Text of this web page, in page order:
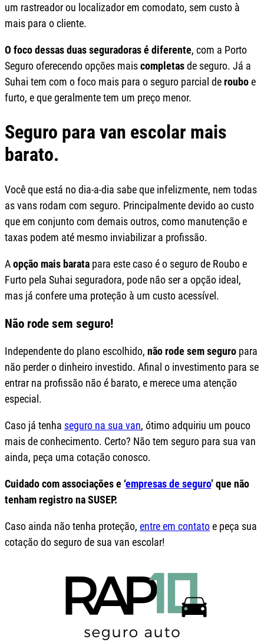
um rastreador ou localizador em comodato, sem custo à
mais para o cliente.
O foco dessas duas seguradoras é diferente, com a Porto
Seguro oferecendo opções maiscompletasde seguro. Já a
Suhai tem com o foco mais para o seguro parcial derouboe
furto, e que geralmente tem um preço menor.
Seguro para van escolar mais
barato.
Você que está no dia-a-dia sabe que infelizmente, nem todas
as vans rodam com seguro. Principalmente devido ao custo
que em conjunto com demais outros, como manutenção e
taxas podem até mesmo inviabilizar a profissão.
Aopção mais barata para este caso é o seguro de Roubo e
Furto pela Suhai seguradora, pode não ser a opção ideal,
mas já confere uma proteção à um custo acessível.
Não rode sem seguro!
Independente do plano escolhido, não rode sem seguro para
não perder o dinheiro investido. Afinal o investimento para se
entrar na profissão não é barato, e merece uma atenção
especial.
Caso já tenha seguro na sua van, ótimo adquiriu um pouco
mais de conhecimento. Certo? Não tem seguro para sua van
ainda, peça uma cotação conosco.
Cuidado com associações e ‘empresas de seguro’ que não
tenham registro na SUSEP.
Caso ainda não tenha proteção, entre em contatoe peça sua
cotação do seguro de sua van escolar!